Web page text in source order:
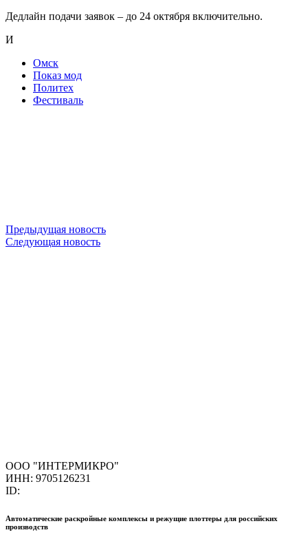
Дедлайн подачи заявок – до 24 октября включительно.
И
Омск
Показ мод
Политех
Фестиваль
Предыдущая новость
Следующая новость
ООО "ИНТЕРМИКРО"
ИНН: 9705126231
ID:
Автоматические раскройные комплексы и режущие плоттеры для российских
производств